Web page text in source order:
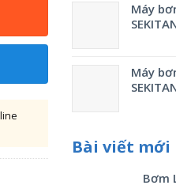
Máy
Máy
Bài viết mới
Bơm